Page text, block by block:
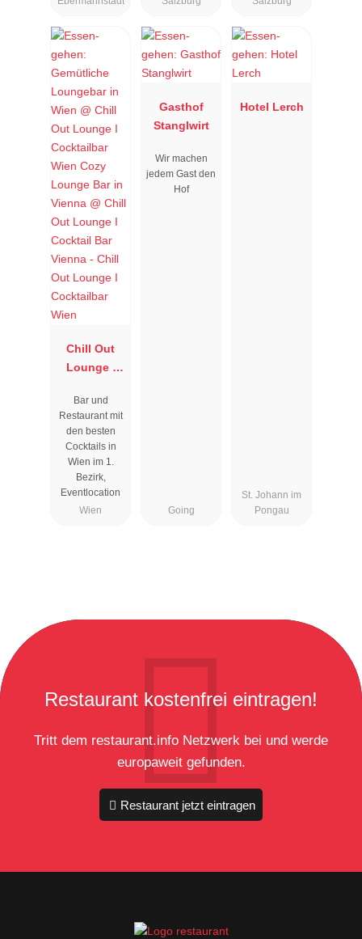
Chill Out
Lounge I
Wien
Bar und
Restaurant mit
den besten
Cocktails in
Wien im 1.
Bezirk,
Eventlocation
Wien
Gasthof
Stanglwirt
Wir machen
jedem Gast den
Hof
Going
Hotel Lerch
St. Johann im
Pongau
Restaurant kostenfrei eintragen!
Tritt dem restaurant.info Netzwerk bei und werde
europaweit gefunden.
Restaurant jetzt eintragen